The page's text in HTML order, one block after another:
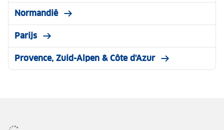
Normandië
Parijs
Provence, Zuid-Alpen & Côte d'Azur